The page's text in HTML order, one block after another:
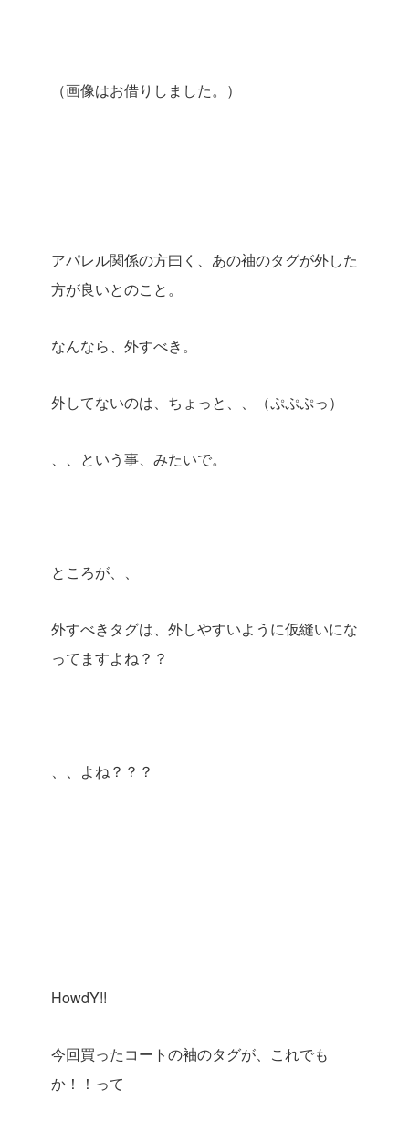
（画像はお借りしました。）
アパレル関係の方曰く、あの袖のタグが外した
方が良いとのこと。
なんなら、外すべき。
外してないのは、ちょっと、、（ぷぷぷっ）
、、という事、みたいで。
ところが、、
外すべきタグは、外しやすいように仮縫いにな
ってますよね？？
、、よね？？？
HowdY!!
今回買ったコートの袖のタグが、これでも
か！！って